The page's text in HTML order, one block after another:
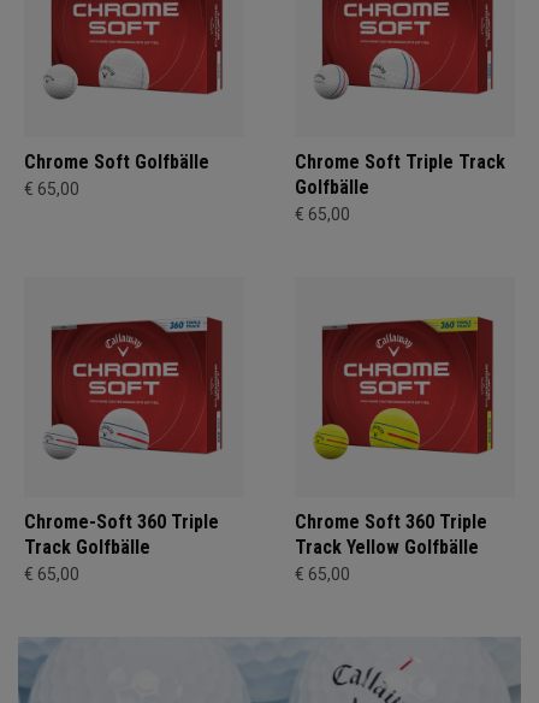
Chrome Soft Golfbälle
€ 65,00
Chrome Soft Triple Track
Golfbälle
€ 65,00
Chrome-Soft 360 Triple
Track Golfbälle
€ 65,00
Chrome Soft 360 Triple
Track Yellow Golfbälle
€ 65,00